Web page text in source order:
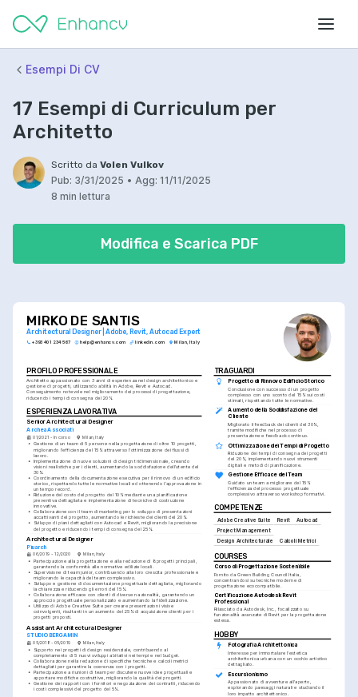
Esempi Di CV
17 Esempi di Curriculum per
Architetto
Scritto da Volen Vulkov
Pub: 3/31/2025 • Agg: 11/11/2025
8 min lettura
Modifica e Scarica PDF
MIRKO DE SANTIS
Architectural Designer | Adobe, Revit, Autocad Expert
+393 401 234 567 help@enhancv.com linkedin.com Milan, Italy
PROFILO PROFESSIONALE
Architetto appassionato con 3 anni di esperienza nel design architettonico e
gestione di progetti, utilizzando abilità in Adobe, Revit e Autocad.
Conseguimento notevole nel miglioramento dei processi di progettazione,
riducendo i tempi di consegna del 20%.
ESPERIENZA LAVORATIVA
Senior Architectural Designer
Archea Associati
01/2021 - In corso Milan, Italy
• Gestione di un team di 5 persone nella progettazione di oltre 10 progetti,
migliorando l'efficienza del 15% attraverso l'ottimizzazione dei flussi di
lavoro.
• Implementazione di nuove soluzioni di design tridimensionale, creando
visioni realistiche per i clienti, aumentando la soddisfazione dell'utente del
30%.
• Coordinamento della documentazione esecutiva per il rinnovo di un edificio
storico, rispettando tutte le normative locali ed ottenendo l'approvazione in
un tempo record.
• Riduzione del costo del progetto del 10% mediante una pianificazione
preventiva dettagliata e implementazione di tecniche di costruzione
innovative.
• Collaborazione con il team di marketing per lo sviluppo di presentazioni
accattivanti del progetto, aumentando le richieste dei clienti del 20%.
•
Sviluppo di piani dettagliati con Autocad e Revit, migliorando la precisione
del progetto e riducendo i tempi di consegna del 25%.
Architectural Designer
Piuarch
06/2019 - 12/2020 Milan, Italy
• Partecipazione alla progettazione e alla redazione di 8 progetti principali,
garantendo la conformità alle normative edilizie locali.
•
Supervisione di team junior, contribuendo alla loro crescita professionale e
migliorando le capacità del team complessivo.
•
Sviluppo e gestione di documentazione progettuale dettagliata, migliorando
la chiarezza e riducendo gli errori del 15%.
• Collaborazione efficace con clienti di diverse nazionalità, garantendo un
approccio progettuale personalizzato e aumentando la fidelizzazione.
• Utilizzo di Adobe Creative Suite per creare presentazioni visive
coinvolgenti, risultanti in un aumento del 25% di acquisizione clienti per i
progetti proposti.
Assistant Architectural Designer
STUDIO BERGAMIN
05/2018 - 05/2019 Milan, Italy
• Supporto nei progetti di design residenziale, contribuendo al
completamento di 5 nuovi sviluppi abitativi nei tempi e nel budget.
• Collaborazione nella redazione di specifiche tecniche e calcoli metrici
dettagliati per garantire la coerenza con i progetti.
• Partecipazione a riunioni di team per discutere nuove idee progettuali e
apportare modifiche costruttive, migliorando la qualità dei progetti.
• Gestione dei rapporti con i fornitori e negoziazione dei contratti, riducendo
i costi complessivi del progetto del 5%.
TRAGUARDI
Progetto di Rinnovo Edificio Storico
Conclusione con successo di un progetto
complesso con uno sconto del 15% sui costi
stimati, rispettando tutte le normative.
Aumento della Soddisfazione del
Cliente
Migliorato il feedback dei clienti del 30%,
tramite modifiche nel processo di
presentazione e feedback continuo.
Ottimizzazione dei Tempi di Progetto
Riduzione dei tempi di consegna dei progetti
del 20%, implementando nuovi strumenti
digitali e metodi di pianificazione.
Gestione Efficace del Team
Guidato un team a migliorare del 15%
l'efficienza del processo progettuale
complessivo attraverso workshop formativi.
COMPETENZE
Adobe Creative Suite Revit
Autocad
Project Management
Design Architecturale Calcoli Metrici
COURSES
Corso di Progettazione Sostenibile
Fornito da Green Building Council Italia,
concentrandosi su tecniche moderne di
progettazione ecocompatibile.
Certificazione Autodesk Revit
Professional
Rilasciato da Autodesk, Inc., focalizzato su
funzionalità avanzate di Revit per la progettazione
estesa.
HOBBY
Fotografia Architettonica
Interesse per immortalare l'estetica
architettonica urbana con un occhio artistico
dettagliato.
Escursionismo
Appassionato di avventure all'aperto,
esplorando paesaggi naturali e studiando il
loro impatto architettonico.